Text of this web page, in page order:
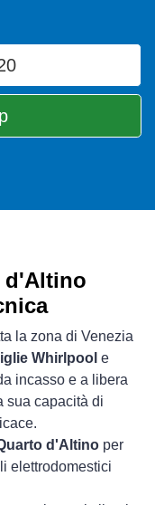
d'Altino
la zona di Venezia
Whirlpool e
incasso e a libera
sua capacità di
d'Altino per
elettrodomestici